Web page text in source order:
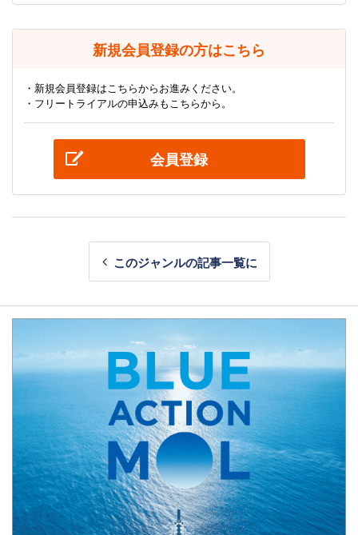
新規会員登録の方はこちら
・新規会員登録はこちらからお進みください。
・フリートライアルの申込みもこちらから。
会員登録
このジャンルの記事一覧に